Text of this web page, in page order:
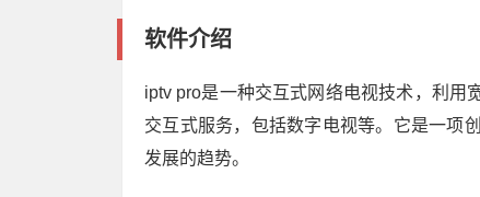
软件介绍
iptv pro是一种交互式网络电视技术，利用
交互式服务，包括数字电视等。它是一项
发展的趋势。